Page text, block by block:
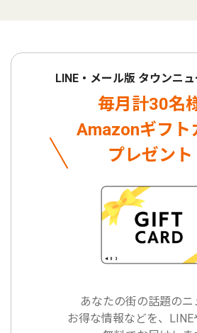
LINE・メール版 タウンニ
毎月計30名
Amazonギフト
プレゼント
あなたの街の話題のニ
お得な情報などを、LINE